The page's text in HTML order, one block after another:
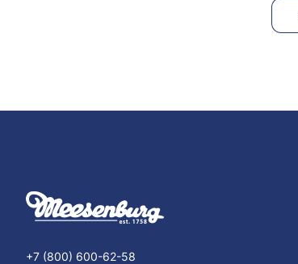
+7 (800) 600-62-58